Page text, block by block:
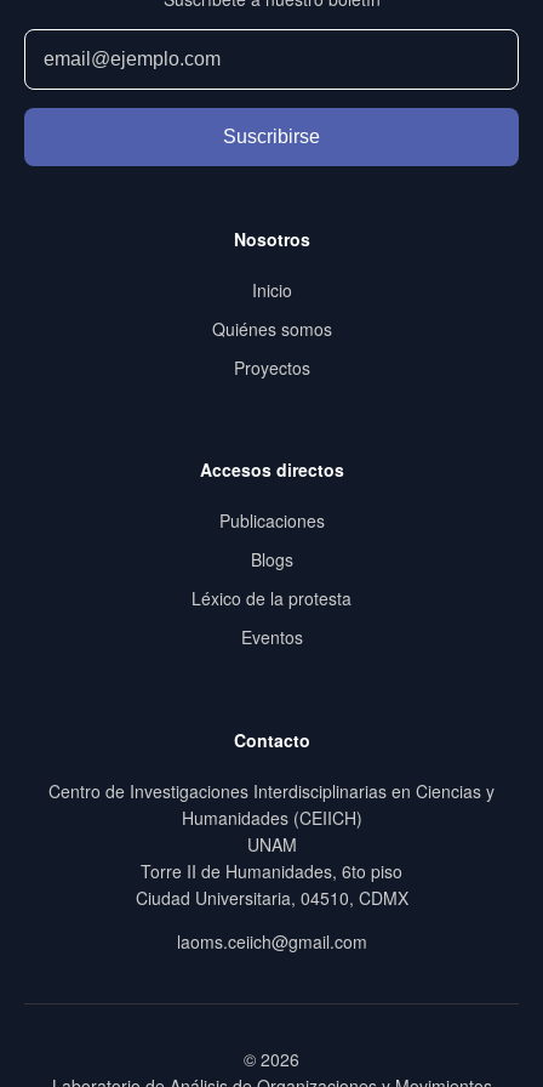
Suscribirse
Nosotros
Inicio
Quiénes somos
Proyectos
Accesos directos
Publicaciones
Blogs
Léxico de la protesta
Eventos
Contacto
Centro de Investigaciones Interdisciplinarias en Ciencias y
Humanidades (CEIICH)
UNAM
Torre II de Humanidades, 6to piso
Ciudad Universitaria, 04510, CDMX
laoms.ceiich@gmail.com
© 2026